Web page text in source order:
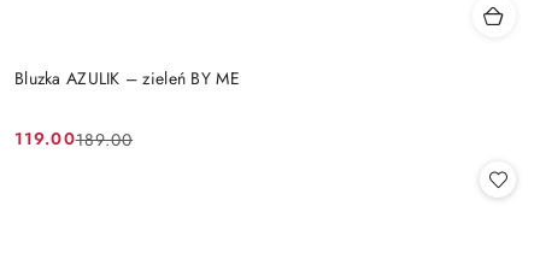
Bluzka AZULIK – zieleń BY ME
Cena
119.00
Cena
189.00